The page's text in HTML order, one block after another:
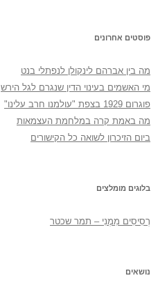
פוסטים אחרונים
מה בין אברהם לינקולן לנפתלי בנט
מי האשמים בעינוי הדין שנגרם לגל הירש
פוגרום 1929 בצפת "עולמנו חרב עלינו"
מה באמת קרה במלחמת העצמאות
ביום הזיכרון לשואה כל הקישורים
בלוגים מומלצים
רְסִיסִים מִמֶנִי – תמר שכטר
נושאים